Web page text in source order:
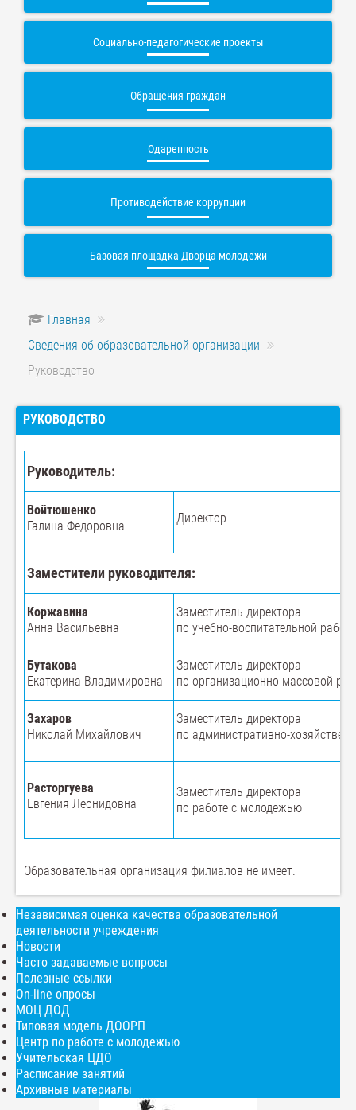
Социально-педагогические проекты
Обращения граждан
Одаренность
Противодействие коррупции
Базовая площадка Дворца молодежи
Главная
Сведения об образовательной организации
Руководство
РУКОВОДСТВО
Руководитель:
Войтюшенко
Галина Федоровна
Директор
Заместители руководителя:
Коржавина
Анна Васильевна
Заместитель директора
по учебно-воспитательной работе
Бутакова
Екатерина Владимировна
Заместитель директора
по организационно-массовой
Захаров
Николай Михайлович
Заместитель директора
по административно-
Расторгуева
Евгения Леонидовна
Заместитель директора
по работе с молодежью
Образовательная организация филиалов не имеет.
Независимая оценка качества образовательной
деятельности учреждения
Новости
Часто задаваемые вопросы
Полезные ссылки
On-line опросы
МОЦ ДОД
Типовая модель ДООРП
Центр по работе с молодежью
Учительская ЦДО
Расписание занятий
Архивные материалы